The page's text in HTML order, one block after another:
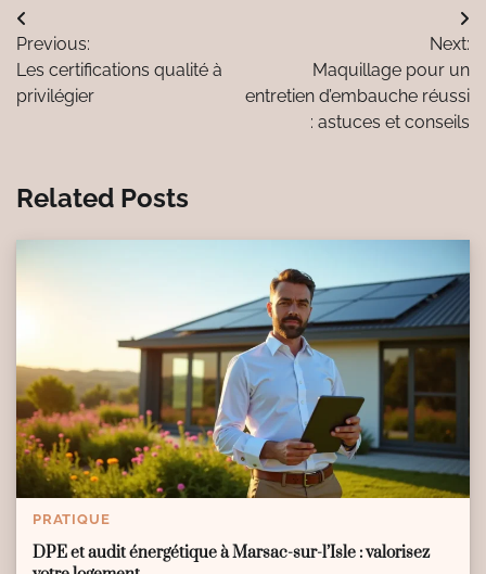
Navigation
de
l’article
Previous:
Les certifications qualité à
privilégier
Next:
Maquillage pour un
entretien d’embauche réussi
: astuces et conseils
Related Posts
PRATIQUE
DPE et audit énergétique à Marsac-sur-l’Isle : valorisez